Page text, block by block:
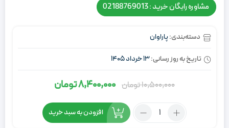
مشاوره رایگان خرید : 02188769013
دسته‌بندی:پاراوان
تاریخ به روز رسانی:13 خرداد 1405
10,500,000تومان قیمت
اصلی:
10,500,000
8,400,000تومان
قیمت
فعلی:
8,400,000
تعداد:
افزودن به سبد خرید